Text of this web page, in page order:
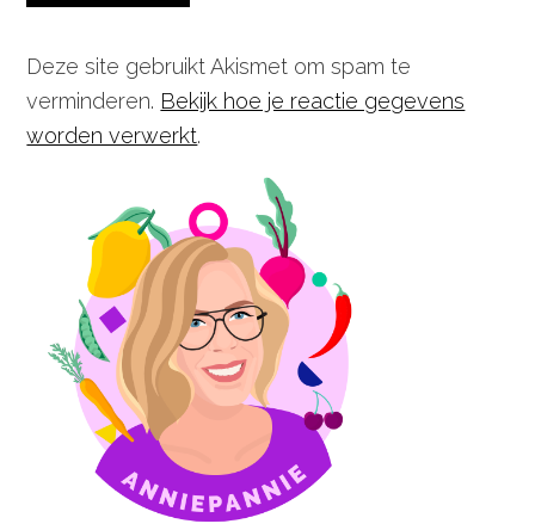
Deze site gebruikt Akismet om spam te
verminderen. Bekijk hoe je reactie gegevens
worden verwerkt.